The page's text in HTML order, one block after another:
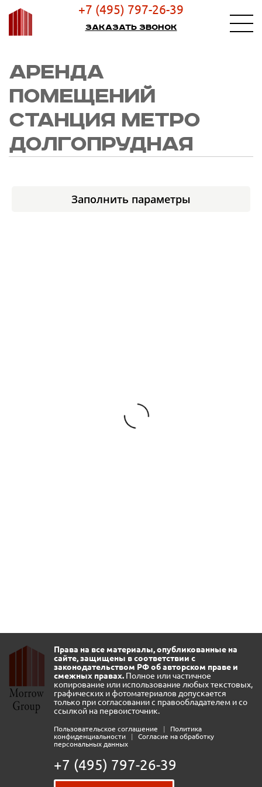
+7 (495) 797-26-39
Заказать звонок
АРЕНДА
ПОМЕЩЕНИЙ
СТАНЦИЯ МЕТРО
ДОЛГОПРУДНАЯ
Заполнить параметры
Права на все материалы, опубликованные на
сайте, защищены в соответствии с
законодательством РФ об авторском праве и
смежных правах. Полное или частичное
копирование или использование любых текстовых,
графических и фотоматериалов допускается
только при согласовании с правообладателем и со
ссылкой на первоисточник.
Пользовательское соглашение |
Политика
конфиденциальности
|
Согласие на обработку
персональных данных
+7 (495) 797-26-39